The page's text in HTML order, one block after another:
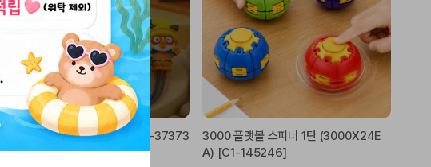
품절상품입니다.
22000 뽀로로 LED 망원경 [C1-37373
6]
3000 플랫볼 스피너 1탄 (3000X24E
A) [C1-145246]